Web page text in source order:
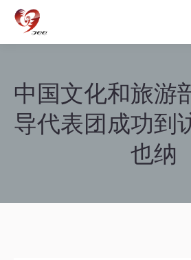
中国文化和旅游
导代表团成功到
也纳